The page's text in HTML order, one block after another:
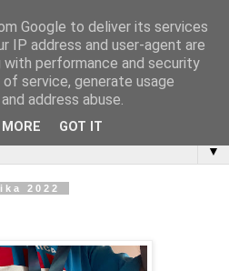
▼
2022
Google to deliver its services
IP address and user-agent are
with performance and security
service, generate usage
address abuse.
GOT IT